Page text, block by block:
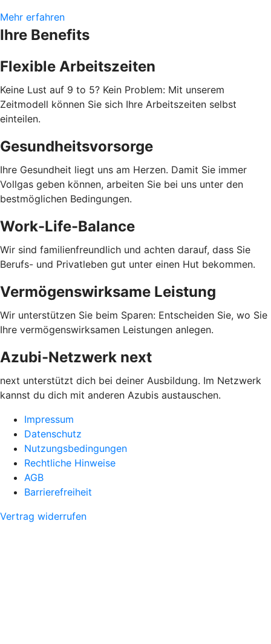
Mehr erfahren
Ihre Benefits
Flexible Arbeitszeiten
Keine Lust auf 9 to 5? Kein Problem: Mit unserem
Zeitmodell können Sie sich Ihre Arbeitszeiten selbst
einteilen.
Gesundheitsvorsorge
Ihre Gesundheit liegt uns am Herzen. Damit Sie immer
Vollgas geben können, arbeiten Sie bei uns unter den
bestmöglichen Bedingungen.
Work-Life-Balance
Wir sind familienfreundlich und achten darauf, dass Sie
Berufs- und Privatleben gut unter einen Hut bekommen.
Vermögenswirksame Leistung
Wir unterstützen Sie beim Sparen: Entscheiden Sie, wo Sie
Ihre vermögenswirksamen Leistungen anlegen.
Azubi-Netzwerk next
next unterstützt dich bei deiner Ausbildung. Im Netzwerk
kannst du dich mit anderen Azubis austauschen.
Impressum
Datenschutz
Nutzungsbedingungen
Rechtliche Hinweise
AGB
Barrierefreiheit
Vertrag widerrufen